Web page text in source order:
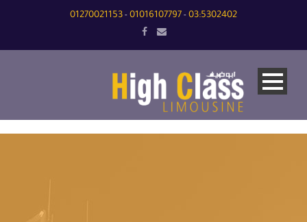
03:5302402
-
01016107797
-
01270021153